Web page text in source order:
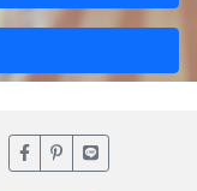
臉書分享(另開新視窗)
噗浪分享(另開新
Line分享(另